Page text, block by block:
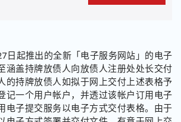
日起推出的全新「电子服务网站」的电子
涵盖持牌放债人向放债人注册处处长交付
的持牌放债人如拟于网上交付上述表格予
记一个用户帐户，并透过该帐户订用电子
电子提交服务以电子方式交付表格。由于